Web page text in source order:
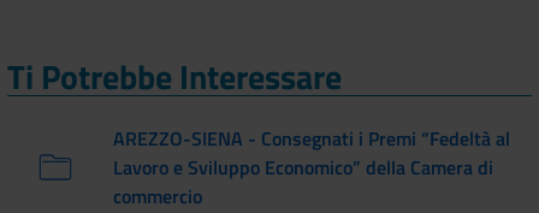
Ti Potrebbe Interessare
AREZZO-SIENA - Consegnati i Premi “Fedeltà al
Lavoro e Sviluppo Economico” della Camera di
commercio